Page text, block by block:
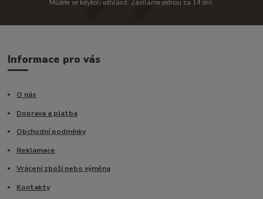
Můžete se kdykoli odhlásit. Zasíláme jednou za 14 dní.
Informace pro vás
O nás
Doprava a platba
Obchodní podmínky
Reklamace
Vrácení zboží nebo výměna
Kontakty